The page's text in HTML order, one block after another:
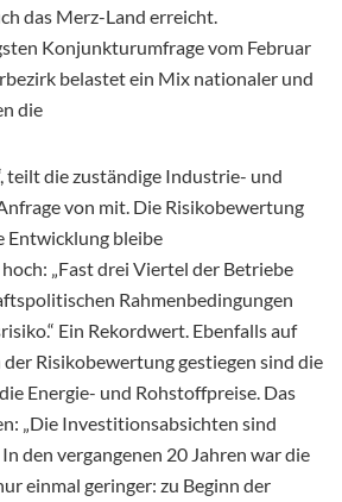
das Merz-Land erreicht.
Konjunkturumfrage vom Februar
belastet ein Mix nationaler und
die
teilt die zuständige Industrie- und
von mit. Die Risikobewertung
Entwicklung bleibe
„Fast drei Viertel der Betriebe
Rahmenbedingungen
Ein Rekordwert. Ebenfalls auf
Risikobewertung gestiegen sind die
Energie- und Rohstoffpreise. Das
„Die Investitionsabsichten sind
den vergangenen 20 Jahren war die
einmal geringer: zu Beginn der